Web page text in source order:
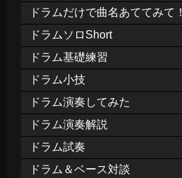
ドラムだけで曲名あててみて！
ドラムソロShort
ドラム基礎練習
ドラム小技
ドラム演奏してみた
ドラム演奏解説
ドラム試奏
ドラム＆ベース対談